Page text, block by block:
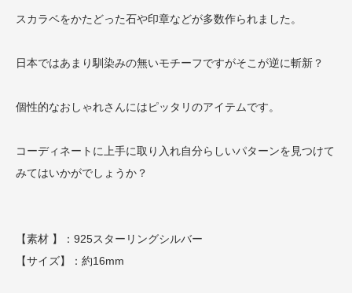
スカラベをかたどった石や印章などが多数作られました。
日本ではあまり馴染みの無いモチーフですがそこが逆に斬新？
個性的なおしゃれさんにはピッタリのアイテムです。
コーディネートに上手に取り入れ自分らしいパターンを見つけて
みてはいかがでしょうか？
【素材 】：925スターリングシルバー
【サイズ】：約16mm